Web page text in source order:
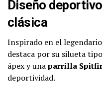
Diseño
clásica
Inspirado en el legendario
destaca por su silueta tipo
ápex y unaparrilla
deportividad.